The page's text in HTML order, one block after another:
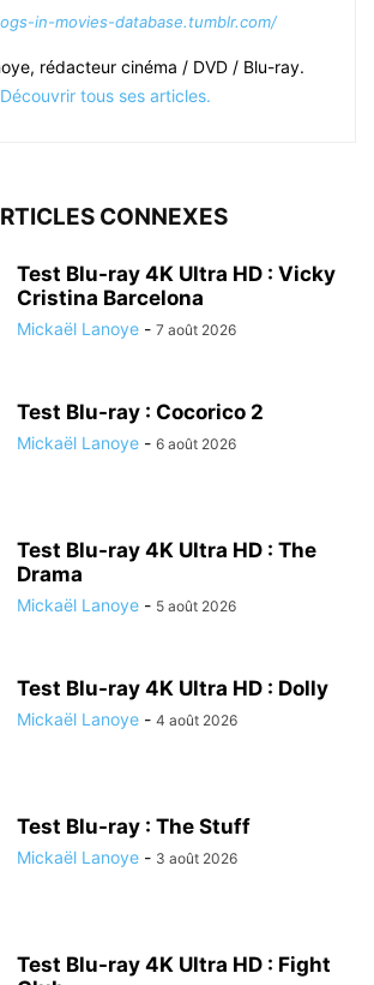
in-movies-database.tumblr.com/
rédacteur cinéma / DVD / Blu-ray.
Découvrir tous ses articles.
CONNEXES
Test Blu-ray 4K Ultra HD : Vicky
Cristina Barcelona
Mickaël Lanoye - 7 août 2026
Test Blu-ray : Cocorico 2
Mickaël Lanoye - 6 août 2026
Test Blu-ray 4K Ultra HD : The
Drama
Mickaël Lanoye - 5 août 2026
Test Blu-ray 4K Ultra HD : Dolly
Mickaël Lanoye - 4 août 2026
Test Blu-ray : The Stuff
Mickaël Lanoye - 3 août 2026
Test Blu-ray 4K Ultra HD : Fight